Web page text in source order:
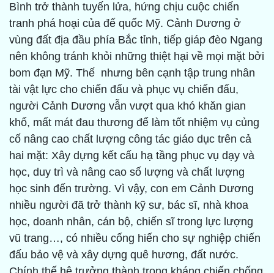
Bình trở thành tuyến lửa, hứng chịu cuộc chiến
tranh phá hoại của đế quốc Mỹ. Cảnh Dương ở
vùng đất địa đầu phía Bắc tỉnh, tiếp giáp đèo Ngang
nên không tránh khỏi những thiệt hại về mọi mặt bởi
bom đạn Mỹ. Thế nhưng bên cạnh tập trung nhân
tài vật lực cho chiến đấu và phục vụ chiến đấu,
người Cảnh Dương vẫn vượt qua khó khăn gian
khổ, mất mát đau thương để làm tốt nhiệm vụ củng
cố nâng cao chất lượng công tác giáo dục trên cả
hai mặt: Xây dựng kết cấu hạ tầng phục vụ dạy và
học, duy trì và nâng cao số lượng và chất lượng
học sinh đến trường. Vì vậy, con em Cảnh Dương
nhiều người đã trở thành kỹ sư, bác sĩ, nhà khoa
học, doanh nhân, cán bộ, chiến sĩ trong lực lượng
vũ trang…, có nhiều cống hiến cho sự nghiệp chiến
đấu bảo vệ và xây dựng quê hương, đất nước.